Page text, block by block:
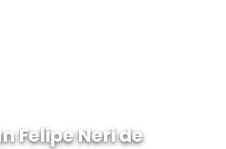
Felipe Neri de